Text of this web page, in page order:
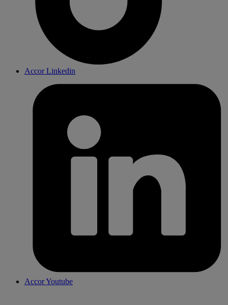
Accor Linkedin
Accor Youtube